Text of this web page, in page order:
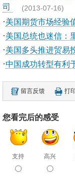
司 (2013-07-16)
·美国期货市场经验
·美国总统也迷信：
·美国多头推进贸易
·中国成功转型有利
留言反馈 打
您看完后的感受
支持 高兴